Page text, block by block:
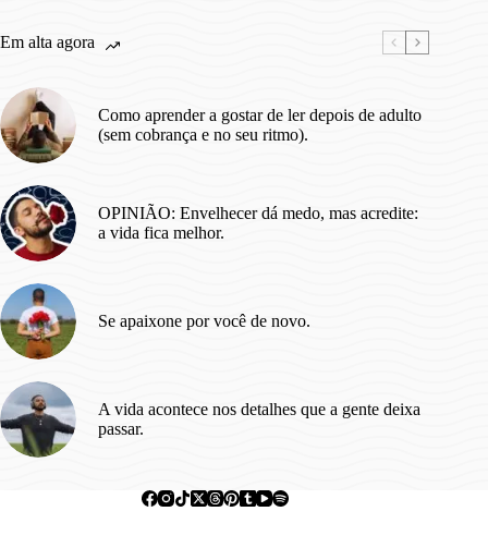
Em alta agora
Como aprender a gostar de ler depois de adulto
(sem cobrança e no seu ritmo).
OPINIÃO: Envelhecer dá medo, mas acredite:
a vida fica melhor.
Se apaixone por você de novo.
A vida acontece nos detalhes que a gente deixa
passar.